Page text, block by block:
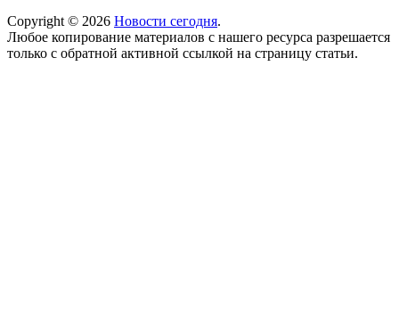
Copyright © 2026 Новости сегодня.
Любое копирование материалов с нашего ресурса разрешается
только с обратной активной ссылкой на страницу статьи.